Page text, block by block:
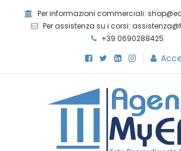
Per informazioni commerciali:
Per assistenza su i corsi:
+39 0690288425